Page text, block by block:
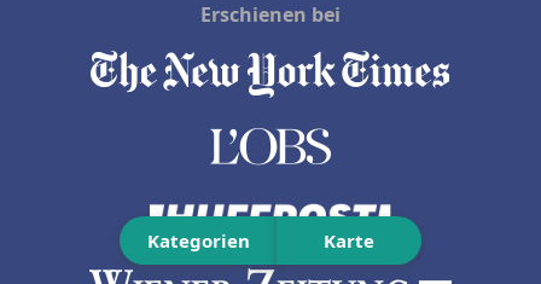
Kategorien Karte
Erschienen bei